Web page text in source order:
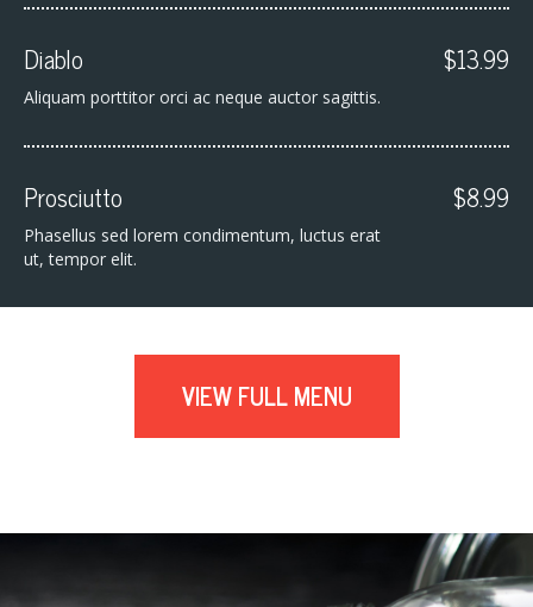
Diablo
Aliquam porttitor orci ac neque auctor sagittis.
$13.99
Prosciutto
Phasellus sed lorem condimentum, luctus erat
ut, tempor elit.
$8.99
VIEW FULL MENU